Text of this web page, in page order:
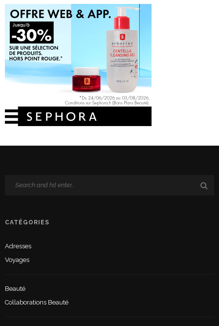
CATÉGORIES
Adresses
Voyages
Beauté
Collaborations Beauté